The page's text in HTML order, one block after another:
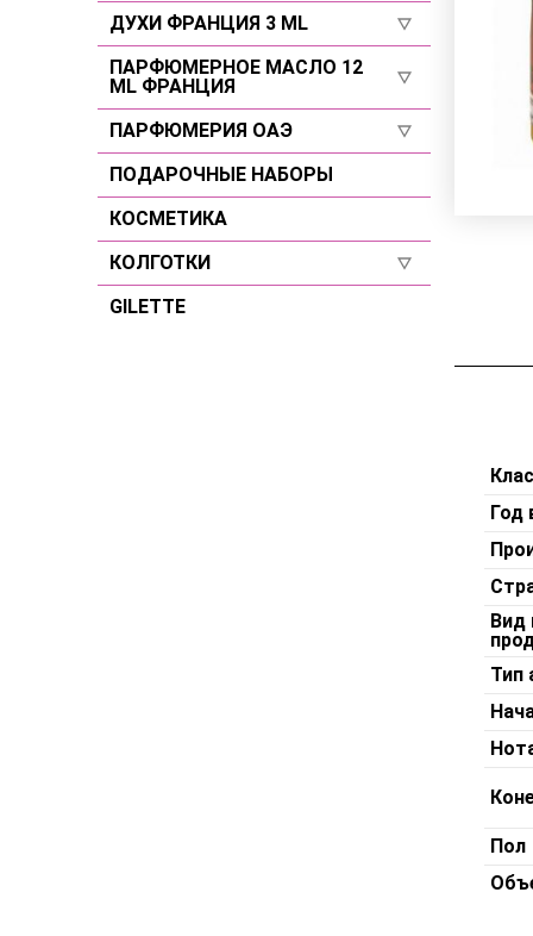
Селективы
Для женщин
Для мужчин
ДУХИ ФРАНЦИЯ 3 ML
Для женщин
Для мужчин
Селективы
ПАРФЮМЕРНОЕ МАСЛО 12
ML ФРАНЦИЯ
Для женщин
Для мужчин
Селективы
ПАРФЮМЕРИЯ ОАЭ
Для женщин
Для мужчин
Селективы
ПОДАРОЧНЫЕ НАБОРЫ
КОСМЕТИКА
КОЛГОТКИ
Размер 2
GILETTE
Год
Вид
Тип
Пол